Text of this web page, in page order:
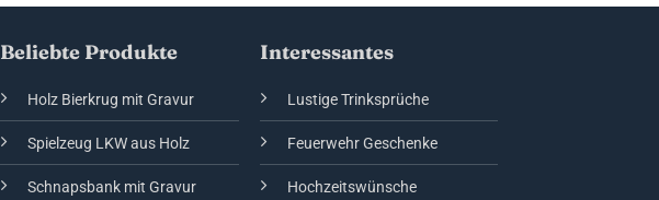
Beliebte Produkte
Holz Bierkrug mit Gravur
Spielzeug LKW aus Holz
Schnapsbank mit Gravur
Interessantes
Lustige Trinksprüche
Feuerwehr Geschenke
Hochzeitswünsche